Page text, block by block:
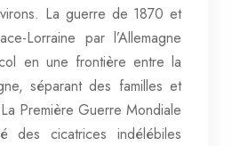
La guerre de 1870 et
Lorraine par l’Allemagne
en une frontière entre la
séparant des familles et
Première Guerre Mondiale
des cicatrices indélébiles